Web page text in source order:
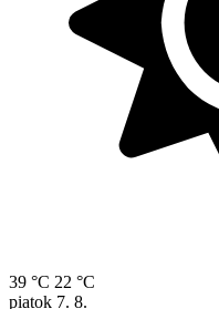
39 °C 22 °C
piatok 7. 8.